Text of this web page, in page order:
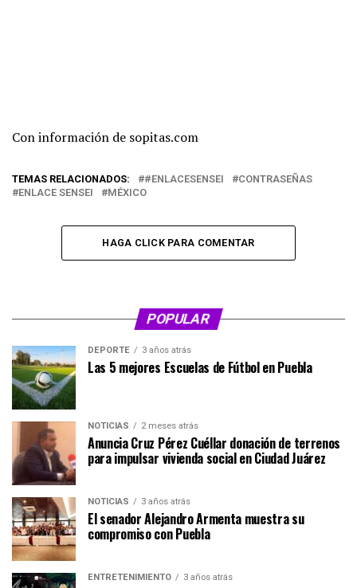
Con información de sopitas.com
TEMAS RELACIONADOS: #ENLACESENSEI
CONTRASEÑAS
ENLACE SENSEI
MÉXICO
HAGA CLICK PARA COMENTAR
POPULAR
DEPORTE 3 años atrás
Las 5 mejores Escuelas de Fútbol en Puebla
NOTICIAS 2 meses atrás
Anuncia Cruz Pérez Cuéllar donación de terrenos
para impulsar vivienda social en Ciudad Juárez
NOTICIAS 3 años atrás
El senador Alejandro Armenta muestra su
compromiso con Puebla
ENTRETENIMIENTO 3 años atrás